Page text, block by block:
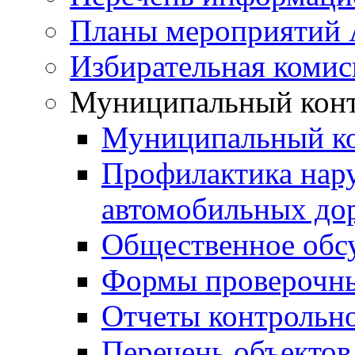
Планы мероприятий
Избирательная
Муниципальный
Муниципальный
Профилактика
автомобильных
Общественное
Формы
Отчеты